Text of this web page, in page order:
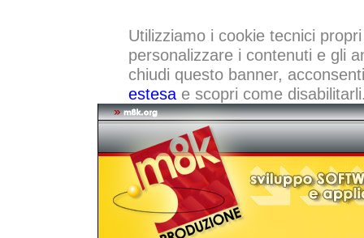
Utilizziamo i cookie tecnici
personalizzare i contenuti e gli
chiudi questo banner,
estesae scopri come